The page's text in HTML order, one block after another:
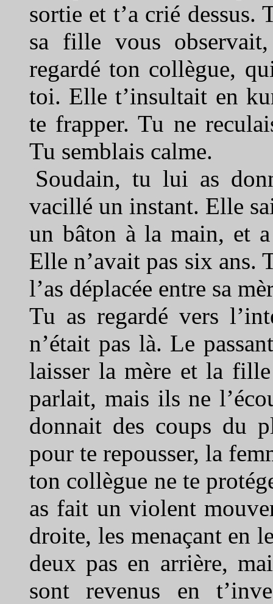
sortie et t’a crié dessus.
sa fille vous
regardé ton collègue,
toi. Elle t’insultait en
te frapper. Tu ne
Tu semblais calme.
Soudain, tu lui as
vacillé un instant. Elle
un bâton à la main, et
Elle n’avait pas six ans.
l’as déplacée entre sa
Tu as regardé vers
n’était pas là. Le
laisser la mère et la
parlait, mais ils ne
donnait des coups du
pour te repousser, la
ton collègue ne te
as fait un violent
droite, les menaçant en
deux pas en arrière,
sont revenus en